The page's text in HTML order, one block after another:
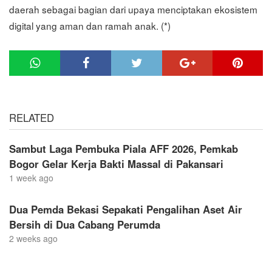
daerah sebagai bagian dari upaya menciptakan ekosistem
digital yang aman dan ramah anak. (*)
RELATED
Sambut Laga Pembuka Piala AFF 2026, Pemkab
Bogor Gelar Kerja Bakti Massal di Pakansari
1 week ago
Dua Pemda Bekasi Sepakati Pengalihan Aset Air
Bersih di Dua Cabang Perumda
2 weeks ago